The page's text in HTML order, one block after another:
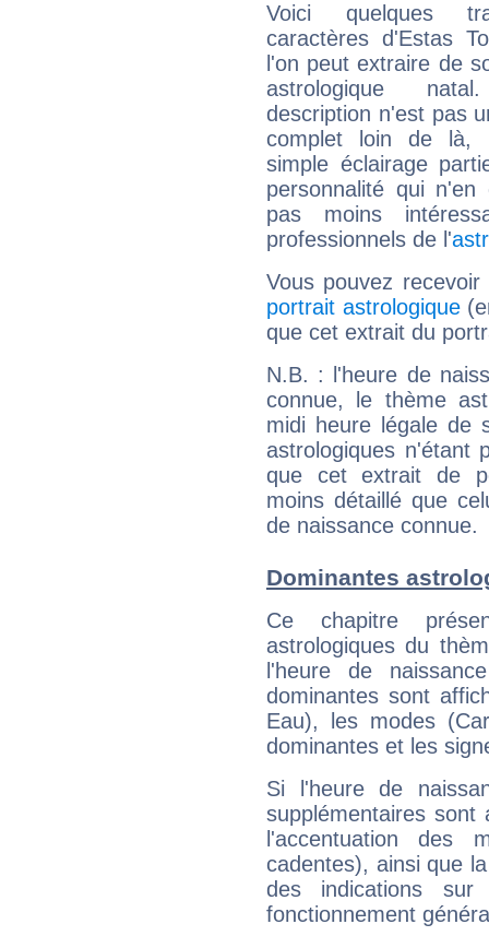
Voici quelques
caractères d'Estas
l'on peut extraire de
astrologique
description n'est pas
complet loin de là,
simple éclairage
personnalité qui n'en
pas moins
professionnels de l'
Vous pouvez
portrait astrologique
que cet extrait du
N.B. : l'heure de
connue, le thème
midi heure légale de
astrologiques n'étant
que cet extrait de
moins détaillé que
de naissance connue.
Dominantes
Ce chapitre
astrologiques du
l'heure de
dominantes sont
Eau), les modes
dominantes et les
Si l'heure de
supplémentaires sont
l'accentuation des
cadentes), ainsi que
des indications sur
fonctionnement